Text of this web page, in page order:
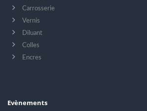
Carrosserie
Vernis
Diluant
Colles
Encres
Evènements